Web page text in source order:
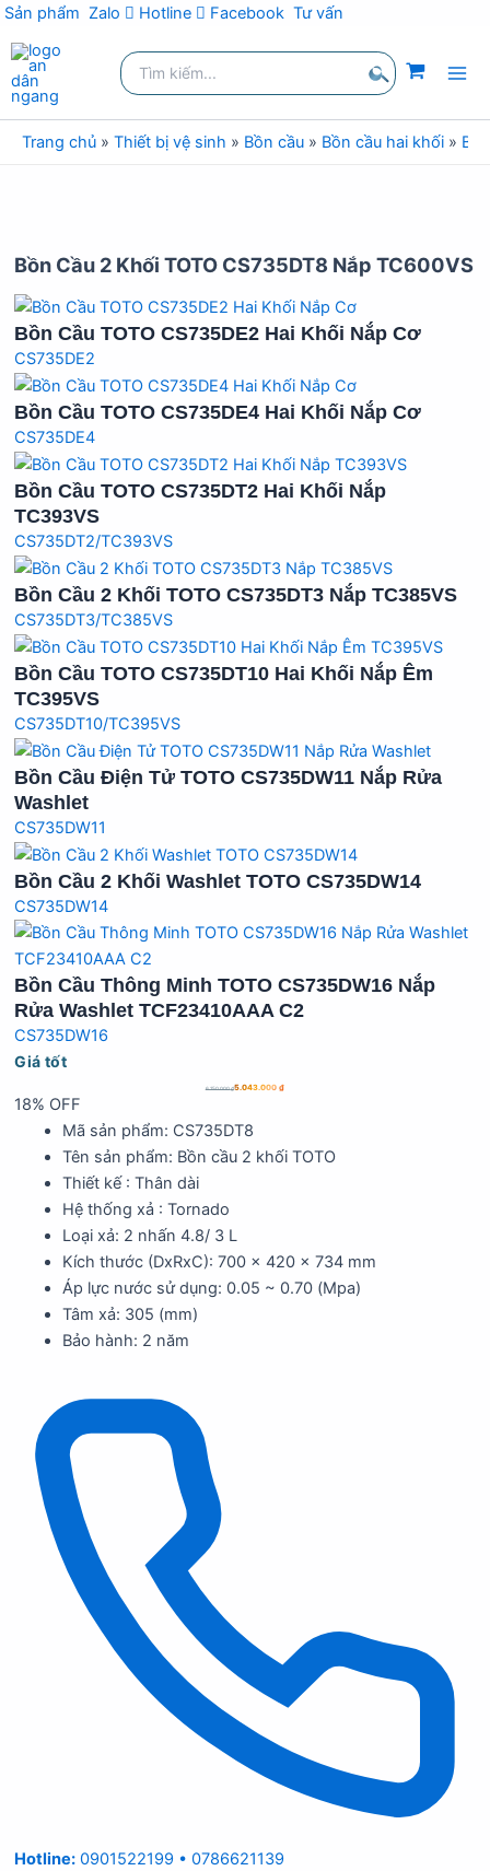
Sản phẩm Zalo Hotline Facebook Tư vấn
Nhảy
tới
nội
dung
Tìm
kiếm:
kiếm
Trang chủ » Thiết bị vệ sinh » Bồn cầu » Bồn cầu hai khối »
Bồn Cầu 2 Khối TOTO CS735DT8 Nắp TC600VS
Bồn Cầu TOTO CS735DE2 Hai Khối Nắp Cơ
CS735DE2
Bồn Cầu TOTO CS735DE4 Hai Khối Nắp Cơ
CS735DE4
Bồn Cầu TOTO CS735DT2 Hai Khối Nắp
TC393VS
CS735DT2/TC393VS
Bồn Cầu 2 Khối TOTO CS735DT3 Nắp TC385VS
CS735DT3/TC385VS
Bồn Cầu TOTO CS735DT10 Hai Khối Nắp Êm
TC395VS
CS735DT10/TC395VS
Bồn Cầu Điện Tử TOTO CS735DW11 Nắp Rửa
Washlet
CS735DW11
Bồn Cầu 2 Khối Washlet TOTO CS735DW14
CS735DW14
Bồn Cầu Thông Minh TOTO CS735DW16 Nắp
Rửa Washlet TCF23410AAA C2
CS735DW16
Giá tốt
6.150.000 ₫5.043.000₫
18% OFF
Mã sản phẩm: CS735DT8
Tên sản phẩm: Bồn cầu 2 khối TOTO
Thiết kế : Thân dài
Hệ thống xả : Tornado
Loại xả: 2 nhấn 4.8/ 3 L
Kích thước (DxRxC): 700 x 420 x 734 mm
Áp lực nước sử dụng: 0.05 ~ 0.70 (Mpa)
Tâm xả: 305 (mm)
Bảo hành: 2 năm
Hotline: 0901522199 • 0786621139